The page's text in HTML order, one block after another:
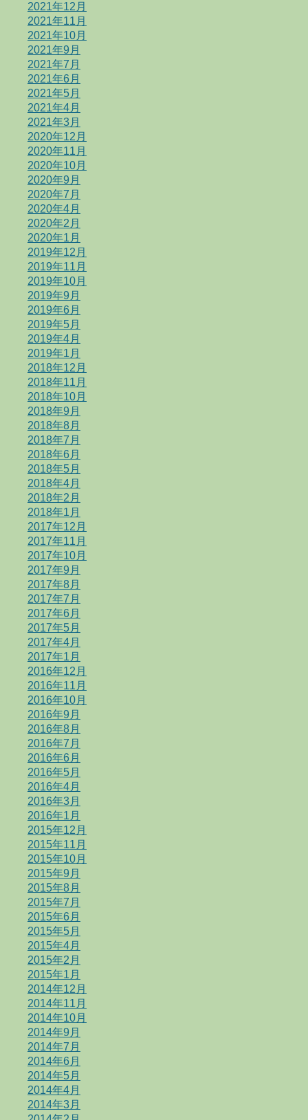
2021年12月
2021年11月
2021年10月
2021年9月
2021年7月
2021年6月
2021年5月
2021年4月
2021年3月
2020年12月
2020年11月
2020年10月
2020年9月
2020年7月
2020年4月
2020年2月
2020年1月
2019年12月
2019年11月
2019年10月
2019年9月
2019年6月
2019年5月
2019年4月
2019年1月
2018年12月
2018年11月
2018年10月
2018年9月
2018年8月
2018年7月
2018年6月
2018年5月
2018年4月
2018年2月
2018年1月
2017年12月
2017年11月
2017年10月
2017年9月
2017年8月
2017年7月
2017年6月
2017年5月
2017年4月
2017年1月
2016年12月
2016年11月
2016年10月
2016年9月
2016年8月
2016年7月
2016年6月
2016年5月
2016年4月
2016年3月
2016年1月
2015年12月
2015年11月
2015年10月
2015年9月
2015年8月
2015年7月
2015年6月
2015年5月
2015年4月
2015年2月
2015年1月
2014年12月
2014年11月
2014年10月
2014年9月
2014年7月
2014年6月
2014年5月
2014年4月
2014年3月